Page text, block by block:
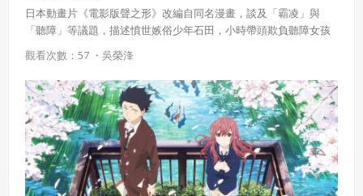
日本動畫片《電影版聲之形》改編自同名漫畫，談及「霸凌」與
「聽障」等議題，描述憤世嫉俗少年石田，小時帶頭欺負聽障女孩
西宮硝子，最後卻在一場惡作劇下反被霸凌關閉心門，甚至萌生輕
生念頭。長大後他與西宮相遇，替年幼無知的幼稚行為懺悔，2人關
係也隨之改變。該片在日本以「鼓起勇氣，向你傳達我的心聲」作
為宣傳標語深具教育意義，在台上映後，台北票房也成功飆破百萬
觀看次數：57 ・ 吳榮浲